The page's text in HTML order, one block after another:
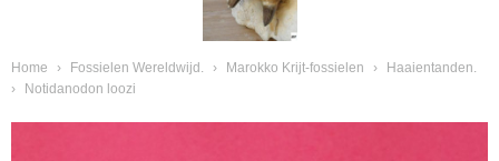
Home › Fossielen Wereldwijd. › Marokko Krijt-fossielen ›
Haaientanden.
›
Notidanodon loozi